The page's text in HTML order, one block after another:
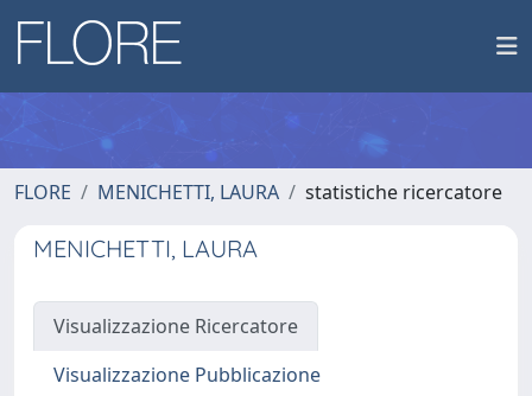
FLORE MENICHETTI, LAURA statistiche ricercatore
MENICHETTI, LAURA
Visualizzazione Ricercatore
Visualizzazione Pubblicazione